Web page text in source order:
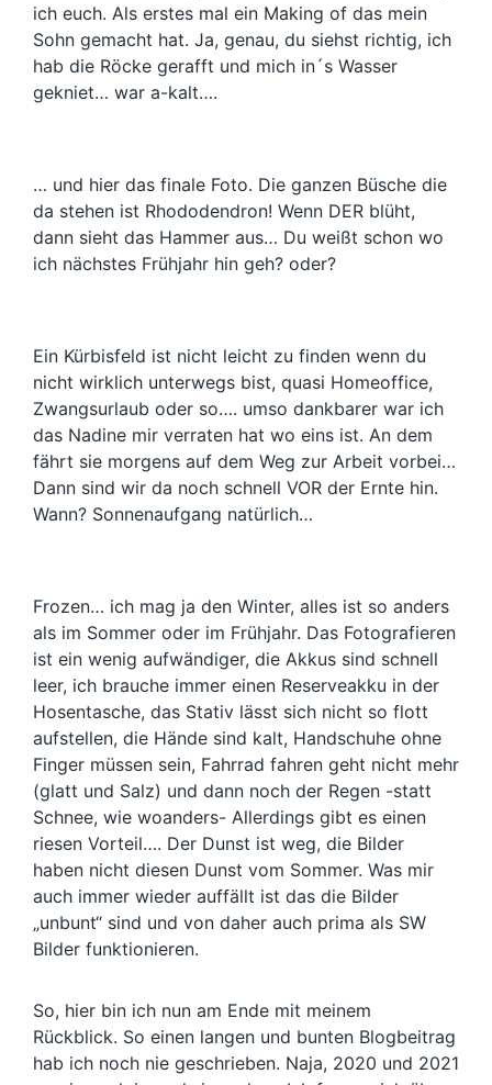
ich euch. Als erstes mal ein Making of das mein
Sohn gemacht hat. Ja, genau, du siehst richtig, ich
hab die Röcke gerafft und mich in´s Wasser
gekniet… war a-kalt….
… und hier das finale Foto. Die ganzen Büsche die
da stehen ist Rhododendron! Wenn DER blüht,
dann sieht das Hammer aus… Du weißt schon wo
ich nächstes Frühjahr hin geh? oder?
Ein Kürbisfeld ist nicht leicht zu finden wenn du
nicht wirklich unterwegs bist, quasi Homeoffice,
Zwangsurlaub oder so…. umso dankbarer war ich
das Nadine mir verraten hat wo eins ist. An dem
fährt sie morgens auf dem Weg zur Arbeit vorbei…
Dann sind wir da noch schnell VOR der Ernte hin.
Wann? Sonnenaufgang natürlich…
Frozen… ich mag ja den Winter, alles ist so anders
als im Sommer oder im Frühjahr. Das Fotografieren
ist ein wenig aufwändiger, die Akkus sind schnell
leer, ich brauche immer einen Reserveakku in der
Hosentasche, das Stativ lässt sich nicht so flott
aufstellen, die Hände sind kalt, Handschuhe ohne
Finger müssen sein, Fahrrad fahren geht nicht mehr
(glatt und Salz) und dann noch der Regen -statt
Schnee, wie woanders- Allerdings gibt es einen
riesen Vorteil…. Der Dunst ist weg, die Bilder
haben nicht diesen Dunst vom Sommer. Was mir
auch immer wieder auffällt ist das die Bilder
„unbunt“ sind und von daher auch prima als SW
Bilder funktionieren.
So, hier bin ich nun am Ende mit meinem
Rückblick. So einen langen und bunten Blogbeitrag
hab ich noch nie geschrieben. Naja, 2020 und 2021